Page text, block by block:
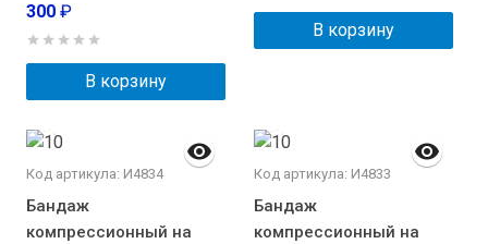
300 ₽
В корзину
В корзину
Код артикула: И4834
Бандаж
компрессионный на
Код артикула: И4833
Бандаж
компрессионный на